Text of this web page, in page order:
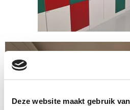
Deze website maakt gebruik